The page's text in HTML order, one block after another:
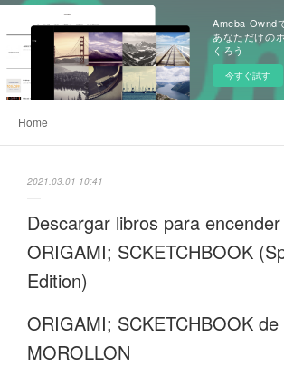
Ameba Ownd
あなただけの
くろう
今すぐ試す
Home
2021.03.01 10:41
Descargar libros para
ORIGAMI; SCKETCHBOOK
Edition)
ORIGAMI; SCKETCHBOOK
MOROLLON